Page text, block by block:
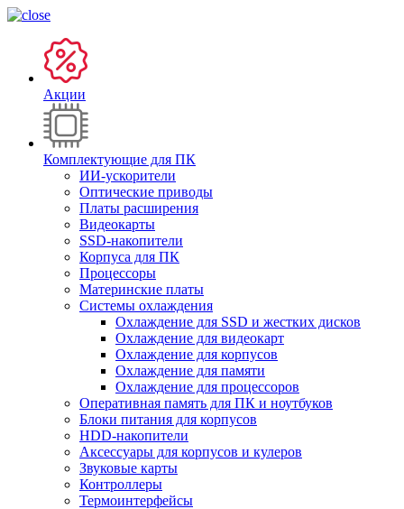
Акции
Комплектующие для ПК
ИИ-ускорители
Оптические приводы
Платы расширения
Видеокарты
SSD-накопители
Корпуса для ПК
Процессоры
Материнские платы
Системы охлаждения
Охлаждение для SSD и жестких дисков
Охлаждение для видеокарт
Охлаждение для корпусов
Охлаждение для памяти
Охлаждение для процессоров
Оперативная память для ПК и ноутбуков
Блоки питания для корпусов
HDD-накопители
Аксессуары для корпусов и кулеров
Звуковые карты
Контроллеры
Термоинтерфейсы